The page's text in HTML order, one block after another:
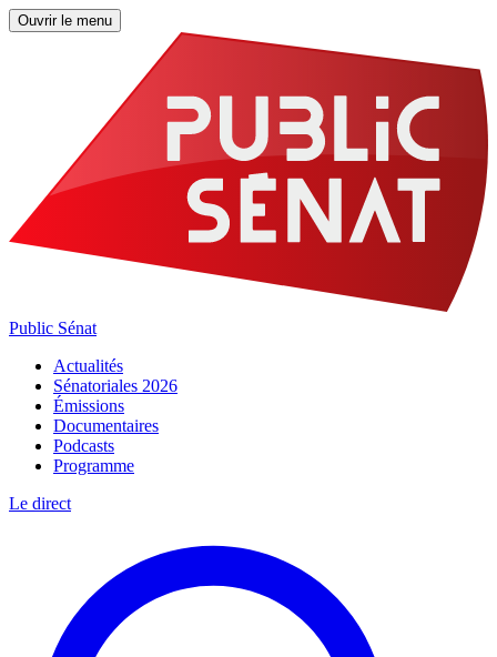
Ouvrir le menu
Public Sénat
Actualités
Sénatoriales 2026
Émissions
Documentaires
Podcasts
Programme
Le direct